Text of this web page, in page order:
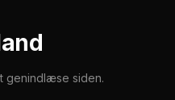
genindlæse siden.